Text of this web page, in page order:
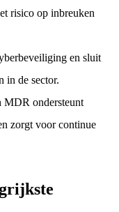
risico op inbreuken
en sluit
in de sector.
MDR ondersteunt
zorgt voor continue